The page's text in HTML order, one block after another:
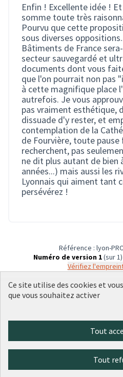
Enfin ! Excellente idée !
somme toute très
Pourvu que cette
sous diverses
Bâtiments de France
secteur sauvegardé et
documents dont vous
que l'on pourrait non pas
à cette magnifique place
autrefois. Je vous
pas vraiment esthétique,
dissuade d'y rester, et
contemplation de la
de Fourvière, toute pause
recherchent, pas
ne dit plus autant de bien
années...) mais aussi les
Lyonnais qui aiment tant
persévérez !
Référence : lyon-
Numéro de version 1(sur 1)
Vérifiez
(Lien externe)
(Lien externe)
(Lien externe)
(Lien externe)
(Lien externe)
Ce site utilise des cookies et
que vous souhaitez activer
Tout
Tout